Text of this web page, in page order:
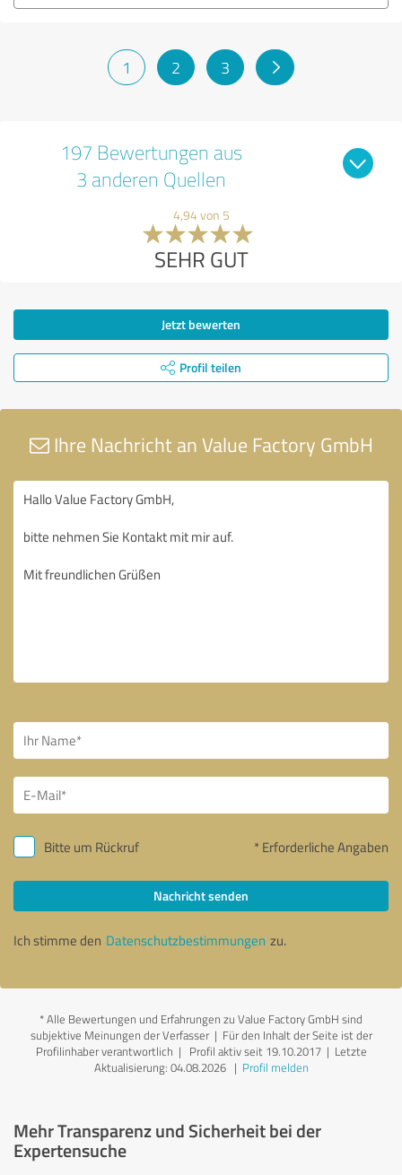
1 2 3
197 Bewertungen aus
3 anderen Quellen
4,94 von 5
SEHR GUT
Jetzt bewerten
Profil teilen
Ihre Nachricht an Value Factory GmbH
Bitte um Rückruf * Erforderliche Angaben
Nachricht senden
Ich stimme den Datenschutzbestimmungen zu.
*Alle Bewertungen und Erfahrungen zu Value Factory GmbH sind
subjektive Meinungen der Verfasser | Für den Inhalt der Seite ist der
Profilinhaber verantwortlich | Profil aktiv seit 19.10.2017 | Letzte
Aktualisierung: 04.08.2026| Profil melden
Mehr Transparenz und Sicherheit bei der
Expertensuche